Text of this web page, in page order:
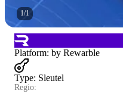
1/1
Platform: by Rewarble
Type: Sleutel
Regio: